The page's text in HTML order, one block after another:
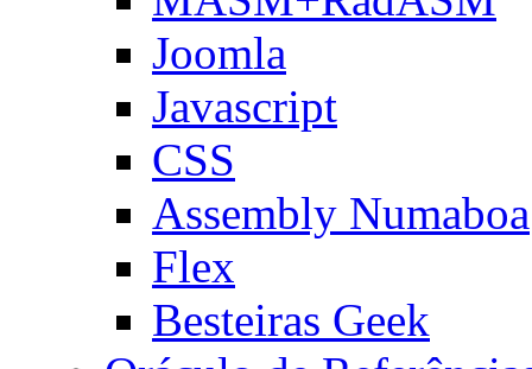
Joomla
Javascript
CSS
Assembly Numaboa
Flex
Besteiras Geek